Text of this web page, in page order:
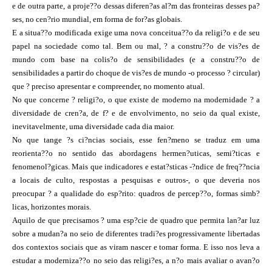
e de outra parte, a proje??o dessas diferen?as al?m das fronteiras desses pa?
ses, no cen?rio mundial, em forma de for?as globais.
E a situa??o modificada exige uma nova conceitua??o da religi?o e de seu
papel na sociedade como tal. Bem ou mal, ? a constru??o de vis?es de
mundo com base na colis?o de sensibilidades (e a constru??o de
sensibilidades a partir do choque de vis?es de mundo -o processo ? circular)
que ? preciso apresentar e compreender, no momento atual.
No que concerne ? religi?o, o que existe de moderno na modernidade ? a
diversidade de cren?a, de f? e de envolvimento, no seio da qual existe,
inevitavelmente, uma diversidade cada dia maior.
No que tange ?s ci?ncias sociais, esse fen?meno se traduz em uma
reorienta??o no sentido das abordagens hermen?uticas, semi?ticas e
fenomenol?gicas. Mais que indicadores e estat?sticas -?ndice de freq??ncia
a locais de culto, respostas a pesquisas e outros-, o que deveria nos
preocupar ? a qualidade do esp?rito: quadros de percep??o, formas simb?
licas, horizontes morais.
Aquilo de que precisamos ? uma esp?cie de quadro que permita lan?ar luz
sobre a mudan?a no seio de diferentes tradi?es progressivamente libertadas
dos contextos sociais que as viram nascer e tomar forma. E isso nos leva a
estudar a moderniza??o no seio das religi?es, a n?o mais avaliar o avan?o